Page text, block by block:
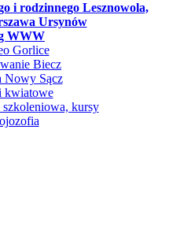
i rodzinnego Lesznowola,
Ursynów
WWW
Gorlice
Biecz
Nowy Sącz
kwiatowe
kursy